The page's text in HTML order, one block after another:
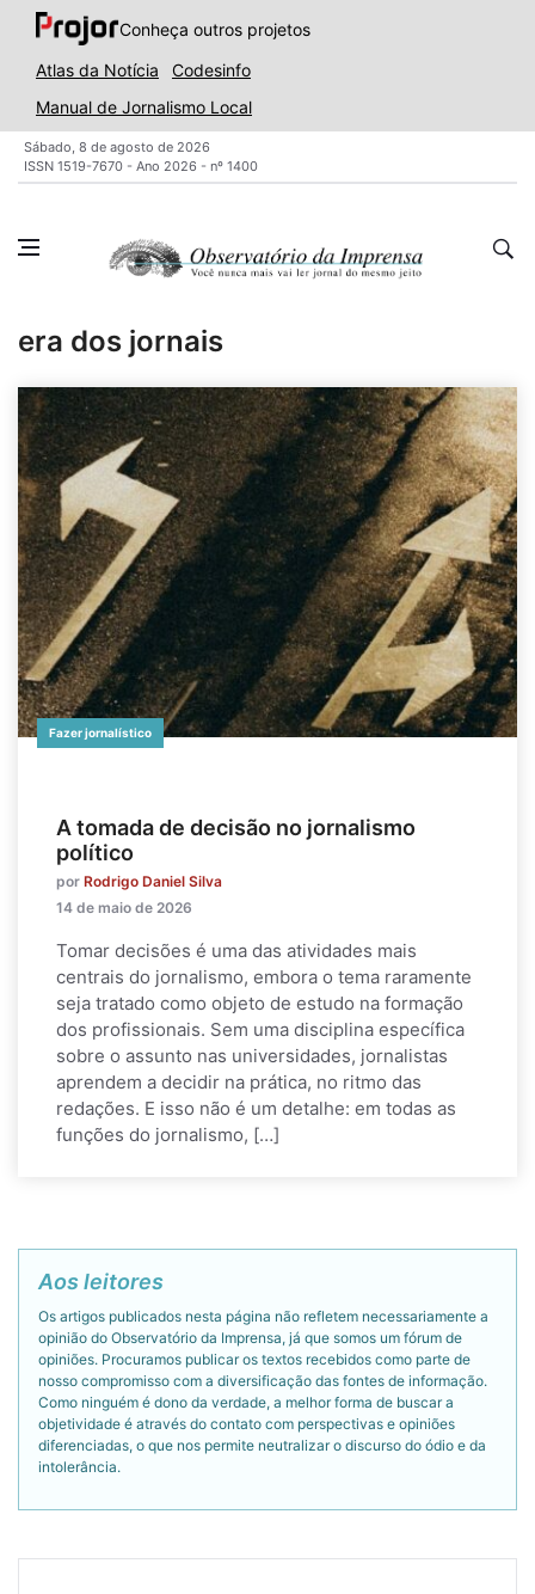
Conheça outros projetos
Atlas da Notícia
Codesinfo
Manual de Jornalismo Local
Sábado, 8 de agosto de 2026
ISSN 1519-7670 - Ano 2026 - nº 1400
era dos jornais
Fazer jornalístico
A tomada de decisão no jornalismo
político
por Rodrigo Daniel Silva
14 de maio de 2026
Tomar decisões é uma das atividades mais
centrais do jornalismo, embora o tema raramente
seja tratado como objeto de estudo na formação
dos profissionais. Sem uma disciplina específica
sobre o assunto nas universidades, jornalistas
aprendem a decidir na prática, no ritmo das
redações. E isso não é um detalhe: em todas as
funções do jornalismo, […]
Aos leitores
Os artigos publicados nesta página não refletem necessariamente a
opinião do Observatório da Imprensa, já que somos um fórum de
opiniões. Procuramos publicar os textos recebidos como parte de
nosso compromisso com a diversificação das fontes de informação.
Como ninguém é dono da verdade, a melhor forma de buscar a
objetividade é através do contato com perspectivas e opiniões
diferenciadas, o que nos permite neutralizar o discurso do ódio e da
intolerância.